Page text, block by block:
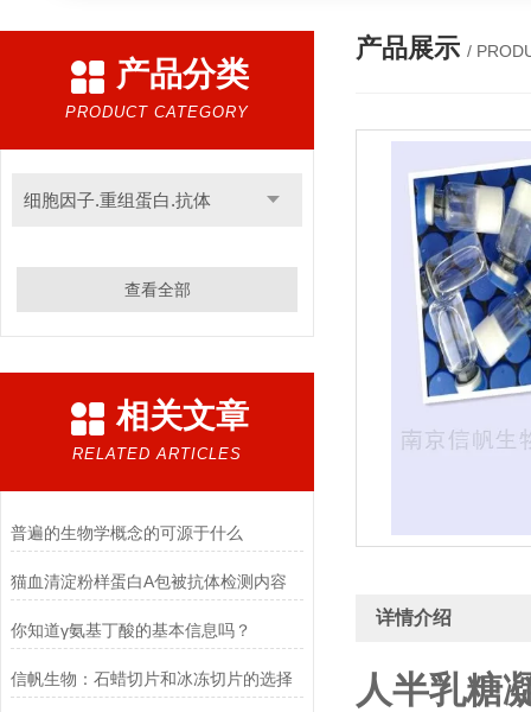
产品分类
PRODUCT CATEGORY
细胞因子.重组蛋白.抗体
查看全部
相关文章
RELATED ARTICLES
普遍的生物学概念的可源于什么
猫血清淀粉样蛋白A包被抗体检测内容
你知道γ氨基丁酸的基本信息吗？
信帆生物：石蜡切片和冰冻切片的选择​
产品展示 /
详情介绍
人半乳糖